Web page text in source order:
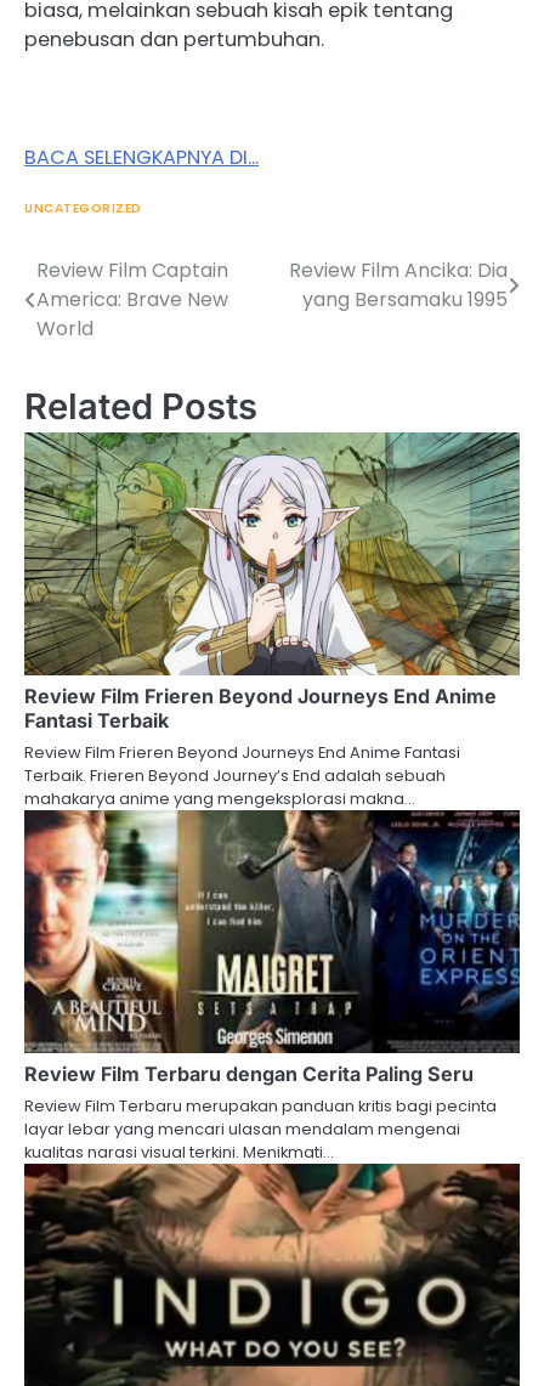
biasa, melainkan sebuah kisah epik tentang
penebusan dan pertumbuhan.
BACA SELENGKAPNYA DI…
UNCATEGORIZED
Post
navigation
Review Film Captain
America: Brave New
World
Review Film Ancika: Dia
yang Bersamaku 1995
Related Posts
Review Film Frieren Beyond Journeys End Anime
Fantasi Terbaik
Review Film Frieren Beyond Journeys End Anime Fantasi
Terbaik. Frieren Beyond Journey’s End adalah sebuah
mahakarya anime yang mengeksplorasi makna…
Review Film Terbaru dengan Cerita Paling Seru
Review Film Terbaru merupakan panduan kritis bagi pecinta
layar lebar yang mencari ulasan mendalam mengenai
kualitas narasi visual terkini. Menikmati…